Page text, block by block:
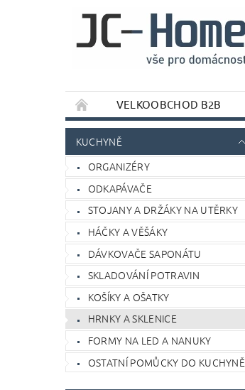
VELKOOBCHOD B2B
KUCHYNĚ
ORGANIZÉRY
ODKAPÁVAČE
STOJANY A DRŽÁKY NA UTĚRKY
HÁČKY A VĚŠÁKY
DÁVKOVAČE SAPONÁTU
SKLADOVÁNÍ POTRAVIN
KOŠÍKY A OŠATKY
HRNKY A SKLENICE
FORMY NA LED A NANUKY
OSTATNÍ POMŮCKY DO KUCHYNĚ